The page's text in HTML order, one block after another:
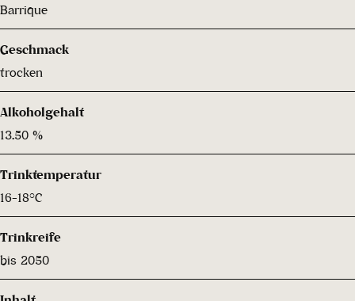
Barrique
Geschmack
trocken
Alkoholgehalt
13.50 %
Trinktemperatur
16-18°C
Trinkreife
bis 2050